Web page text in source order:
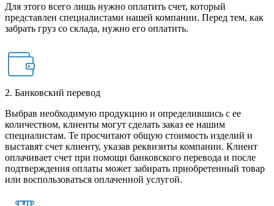
Для этого всего лишь нужно оплатить счет, который
представлен специалистами нашей компании. Перед тем, как
забрать груз со склада, нужно его оплатить.
2. Банковский перевод
Выбрав необходимую продукцию и определившись с ее
количеством, клиенты могут сделать заказ ее нашим
специалистам. Те просчитают общую стоимость изделий и
выставят счет клиенту, указав реквизиты компании. Клиент
оплачивает счет при помощи банковского перевода и после
подтверждения оплаты может забирать приобретенный товар
или воспользоваться оплаченной услугой.